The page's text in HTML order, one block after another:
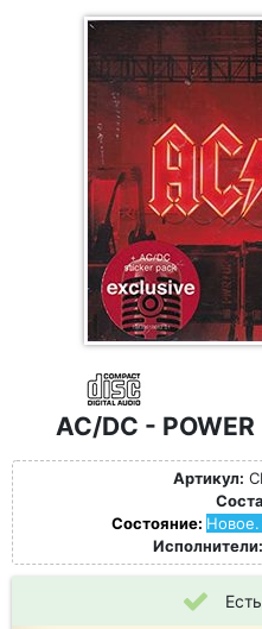
AC/DC - POWER
Артикул:
Состояние: Новое.
Исполнители: